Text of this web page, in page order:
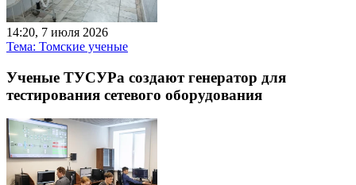
14:20, 7 июля 2026
Тема: Томские ученые
Ученые ТУСУРа создают генератор для
тестирования сетевого оборудования